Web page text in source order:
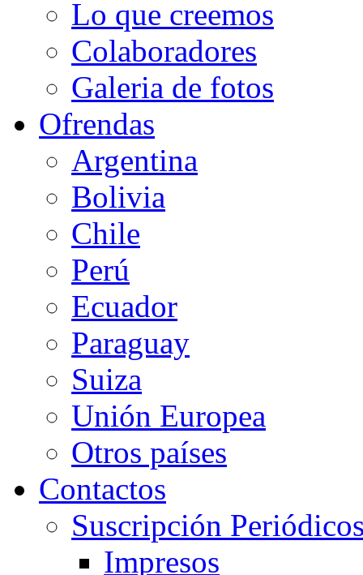
Lo que creemos
Colaboradores
Galeria de fotos
Ofrendas
Argentina
Bolivia
Chile
Perú
Ecuador
Paraguay
Suiza
Unión Europea
Otros países
Contactos
Suscripción
Impresos